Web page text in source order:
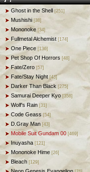
Ghost in the Shell [251]
Mushishi [38]
Mononoke [34]
Fullmetal Alchemist [174]
One Piece [136]
Pet Shop Of Horrors [48]
Fate/Zero [57]
Fate/Stay Night [43]
Darker Than Black [275]
Samurai Deeper Kyo [358]
Wolf's Rain [31]
Code Geass [54]
D.Gray Man [43]
Mobile Suit Gundam 00 [469]
Inuyasha [121]
Mononoke Hime [26]
Bleach [129]